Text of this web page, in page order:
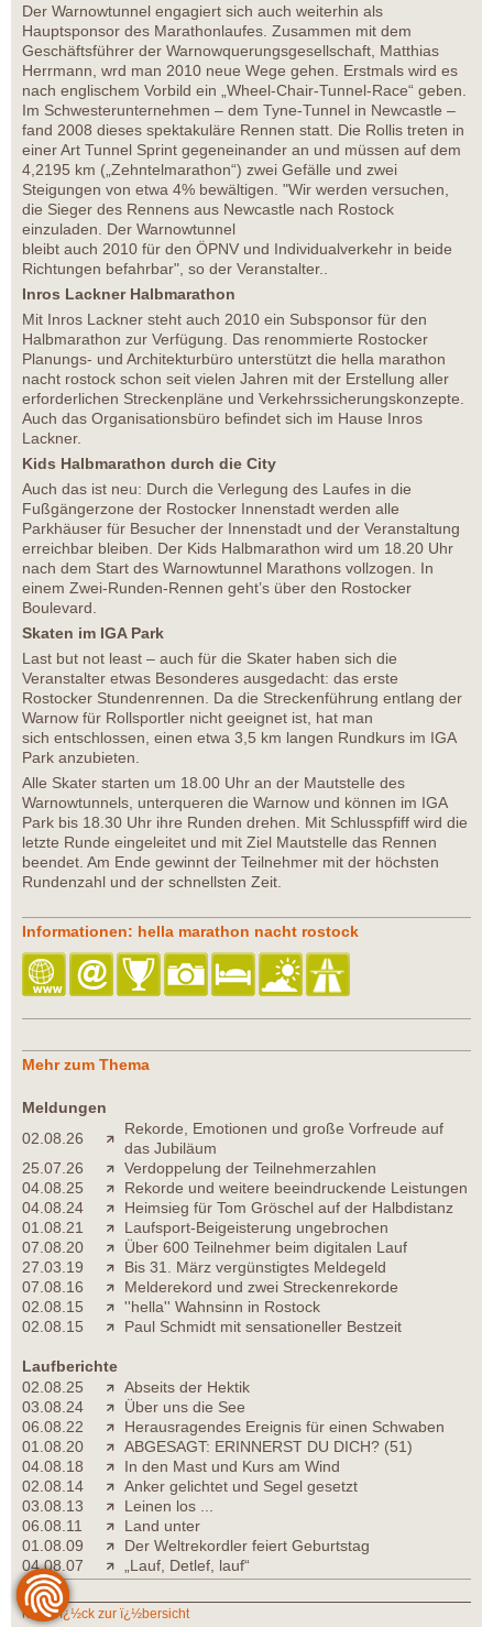
Der Warnowtunnel engagiert sich auch weiterhin als
Hauptsponsor des Marathonlaufes. Zusammen mit dem
Geschäftsführer der Warnowquerungsgesellschaft, Matthias
Herrmann, wrd man 2010 neue Wege gehen. Erstmals wird es
nach englischem Vorbild ein „Wheel-Chair-Tunnel-Race“ geben.
Im Schwesterunternehmen – dem Tyne-Tunnel in Newcastle –
fand 2008 dieses spektakuläre Rennen statt. Die Rollis treten in
einer Art Tunnel Sprint gegeneinander an und müssen auf dem
4,2195 km („Zehntelmarathon“) zwei Gefälle und zwei
Steigungen von etwa 4% bewältigen. "Wir werden versuchen,
die Sieger des Rennens aus Newcastle nach Rostock
einzuladen. Der Warnowtunnel
bleibt auch 2010 für den ÖPNV und Individualverkehr in beide
Richtungen befahrbar", so der Veranstalter..
Inros Lackner Halbmarathon
Mit Inros Lackner steht auch 2010 ein Subsponsor für den
Halbmarathon zur Verfügung. Das renommierte Rostocker
Planungs- und Architekturbüro unterstützt die hella marathon
nacht rostock schon seit vielen Jahren mit der Erstellung aller
erforderlichen Streckenpläne und Verkehrssicherungskonzepte.
Auch das Organisationsbüro befindet sich im Hause Inros
Lackner.
Kids Halbmarathon durch die City
Auch das ist neu: Durch die Verlegung des Laufes in die
Fußgängerzone der Rostocker Innenstadt werden alle
Parkhäuser für Besucher der Innenstadt und der Veranstaltung
erreichbar bleiben. Der Kids Halbmarathon wird um 18.20 Uhr
nach dem Start des Warnowtunnel Marathons vollzogen. In
einem Zwei-Runden-Rennen geht’s über den Rostocker
Boulevard.
Skaten im IGA Park
Last but not least – auch für die Skater haben sich die
Veranstalter etwas Besonderes ausgedacht: das erste
Rostocker Stundenrennen. Da die Streckenführung entlang der
Warnow für Rollsportler nicht geeignet ist, hat man
sich entschlossen, einen etwa 3,5 km langen Rundkurs im IGA
Park anzubieten.
Alle Skater starten um 18.00 Uhr an der Mautstelle des
Warnowtunnels, unterqueren die Warnow und können im IGA
Park bis 18.30 Uhr ihre Runden drehen. Mit Schlusspfiff wird die
letzte Runde eingeleitet und mit Ziel Mautstelle das Rennen
beendet. Am Ende gewinnt der Teilnehmer mit der höchsten
Rundenzahl und der schnellsten Zeit.
Informationen: hella marathon nacht rostock
Mehr zum Thema
Meldungen
02.08.26
Rekorde, Emotionen und große Vorfreude auf
das Jubiläum
25.07.26
Verdoppelung der Teilnehmerzahlen
04.08.25
Rekorde und weitere beeindruckende Leistungen
04.08.24
Heimsieg für Tom Gröschel auf der Halbdistanz
01.08.21
Laufsport-Beigeisterung ungebrochen
07.08.20
Über 600 Teilnehmer beim digitalen Lauf
27.03.19
Bis 31. März vergünstigtes Meldegeld
07.08.16
Melderekord und zwei Streckenrekorde
02.08.15
''hella'' Wahnsinn in Rostock
02.08.15
Paul Schmidt mit sensationeller Bestzeit
Laufberichte
02.08.25
Abseits der Hektik
03.08.24
Über uns die See
06.08.22
Herausragendes Ereignis für einen Schwaben
01.08.20
ABGESAGT: ERINNERST DU DICH? (51)
04.08.18
In den Mast und Kurs am Wind
02.08.14
Anker gelichtet und Segel gesetzt
03.08.13
Leinen los ...
06.08.11
Land unter
01.08.09
Der Weltrekordler feiert Geburtstag
04.08.07
„Lauf, Detlef, lauf“
zurï¿½ck zur ï¿½bersicht